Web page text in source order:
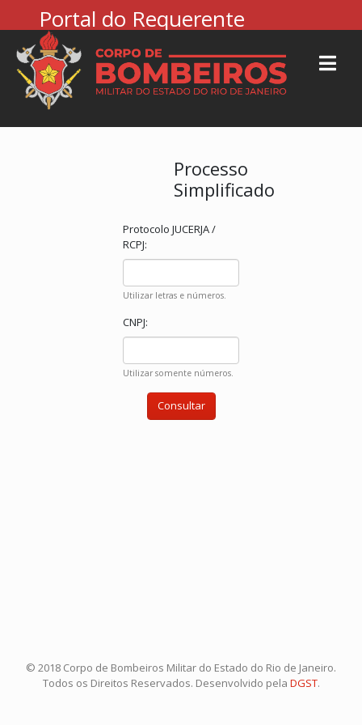
Portal do Requerente
Processo
Simplificado
Protocolo JUCERJA /
RCPJ:
Utilizar letras e números.
CNPJ:
Utilizar somente números.
© 2018 Corpo de Bombeiros Militar do Estado do Rio de Janeiro.
Todos os Direitos Reservados. Desenvolvido pela DGST.